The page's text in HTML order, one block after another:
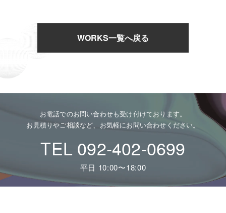
WORKS一覧へ戻る
お電話でのお問い合わせも受け付けております。
お見積りやご相談など、お気軽にお問い合わせください。
TEL 092-402-0699
平日 10:00〜18:00